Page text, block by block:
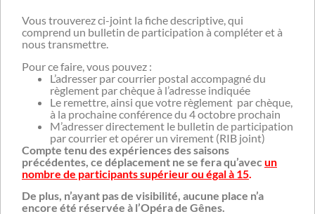
Vous trouverez ci-joint la fiche descriptive, qui
comprend un bulletin de participation à compléter et à
nous transmettre.
Pour ce faire, vous pouvez :
L’adresser par courrier postal accompagné du
règlement par chèque à l’adresse indiquée
Le remettre, ainsi que votre règlement par chèque,
à la prochaine conférence du 4 octobre prochain
M’adresser directement le bulletin de participation
par courrier et opérer un virement (RIB joint)
Compte tenu des expériences des saisons
précédentes, ce déplacement ne se fera qu’avec un
nombre de participants supérieur ou égal à 15
De plus, n’ayant pas de visibilité, aucune place n’a
encore été réservée à l’Opéra de Gênes.